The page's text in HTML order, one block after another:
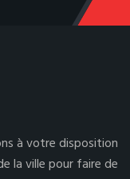
à votre disposition
la ville pour faire de